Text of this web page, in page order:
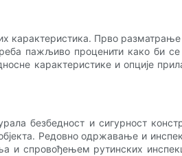
карактеристика. Прво разматрање
пажљиво проценити како би се
карактеристике и опције
безбедност и сигурност
Редовно одржавање и
и спровођењем рутинских